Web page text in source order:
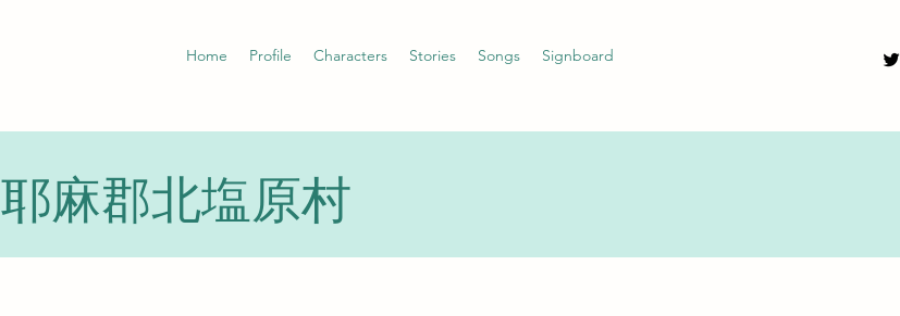
Home Profile Characters Stories Songs Signboard
耶麻郡北塩原村